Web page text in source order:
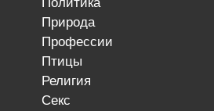
природа
профессии
птицы
религия
секс